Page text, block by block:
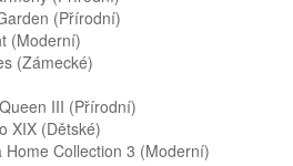
(přírodní)
(moderní)
(zámecké)
III (přírodní)
XIX (dětské)
Home Collection 3 (moderní)